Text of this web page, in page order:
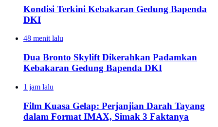
Kondisi Terkini Kebakaran Gedung Bapenda
DKI
48 menit lalu
Dua Bronto Skylift Dikerahkan Padamkan
Kebakaran Gedung Bapenda DKI
1 jam lalu
Film Kuasa Gelap: Perjanjian Darah Tayang
dalam Format IMAX, Simak 3 Faktanya